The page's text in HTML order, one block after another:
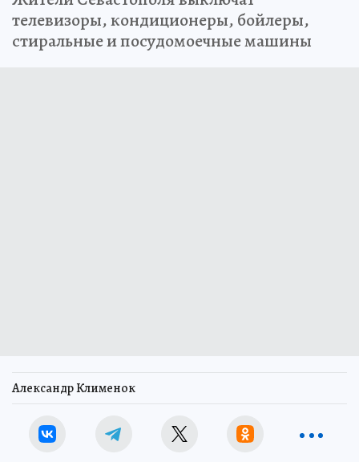
телевизоры, кондиционеры, бойлеры,
стиральные и посудомоечные машины
Александр Клименок